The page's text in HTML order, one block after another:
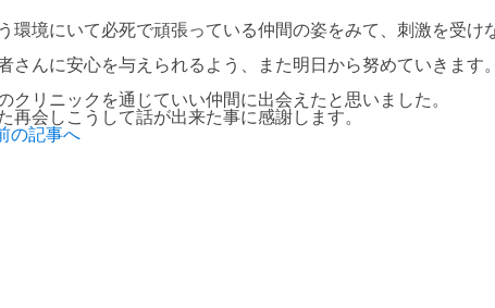
環境にいて必死で頑張っている仲間の姿をみて、刺激を受け
さんに安心を与えられるよう、また明日から努めていきます。
クリニックを通じていい仲間に出会えたと思いました。
再会しこうして話が出来た事に感謝します。
の記事へ